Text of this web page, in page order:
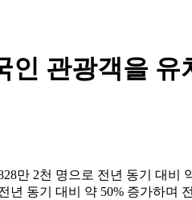
인 관광객을
만 2천 명으로 전년 동기 대비
동기 대비 약 50% 증가하며